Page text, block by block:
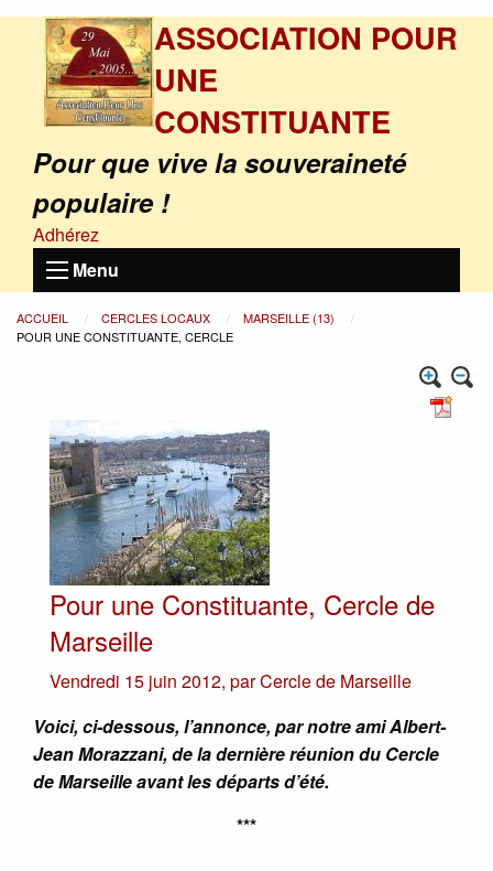
ASSOCIATION POUR
UNE
CONSTITUANTE
Pour que vive la souveraineté
populaire !
Adhérez
Menu
ACCUEIL CERCLES LOCAUX
MARSEILLE (13)
POUR UNE CONSTITUANTE, CERCLE
Pour une Constituante, Cercle de
Marseille
Vendredi 15 juin 2012, parCercle de Marseille
Voici, ci-dessous, l’annonce, par notre ami Albert-
Jean Morazzani, de la dernière réunion du Cercle
de Marseille avant les départs d’été.
***